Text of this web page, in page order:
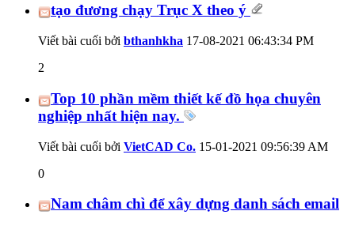
tạo đương chạy Trục X theo ý
Viết bài cuối bởi bthanhkha 17-08-2021 06:43:34 PM
2
Top 10 phần mềm thiết kế đồ họa chuyên
nghiệp nhất hiện nay.
Viết bài cuối bởi VietCAD Co. 15-01-2021 09:56:39 AM
0
Nam châm chì để xây dựng danh sách email